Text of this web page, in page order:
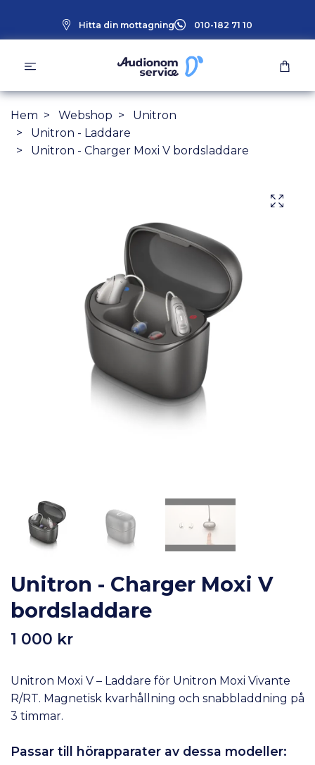
Hitta din mottagning 010-182 71 10
Hem Webshop
Unitron
Unitron - Laddare
Unitron - Charger Moxi V bordsladdare
Unitron - Charger Moxi V
bordsladdare
1 000 kr
Unitron Moxi V – Laddare för Unitron Moxi Vivante
R/RT. Magnetisk kvarhållning och snabbladdning på
3 timmar.
Passar till hörapparater av dessa modeller: